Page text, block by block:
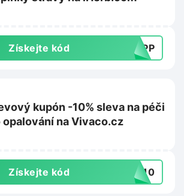
Získejte kód SUPP
kupón -10% sleva na péči
opalování na Vivaco.cz
Získejte kód VA10